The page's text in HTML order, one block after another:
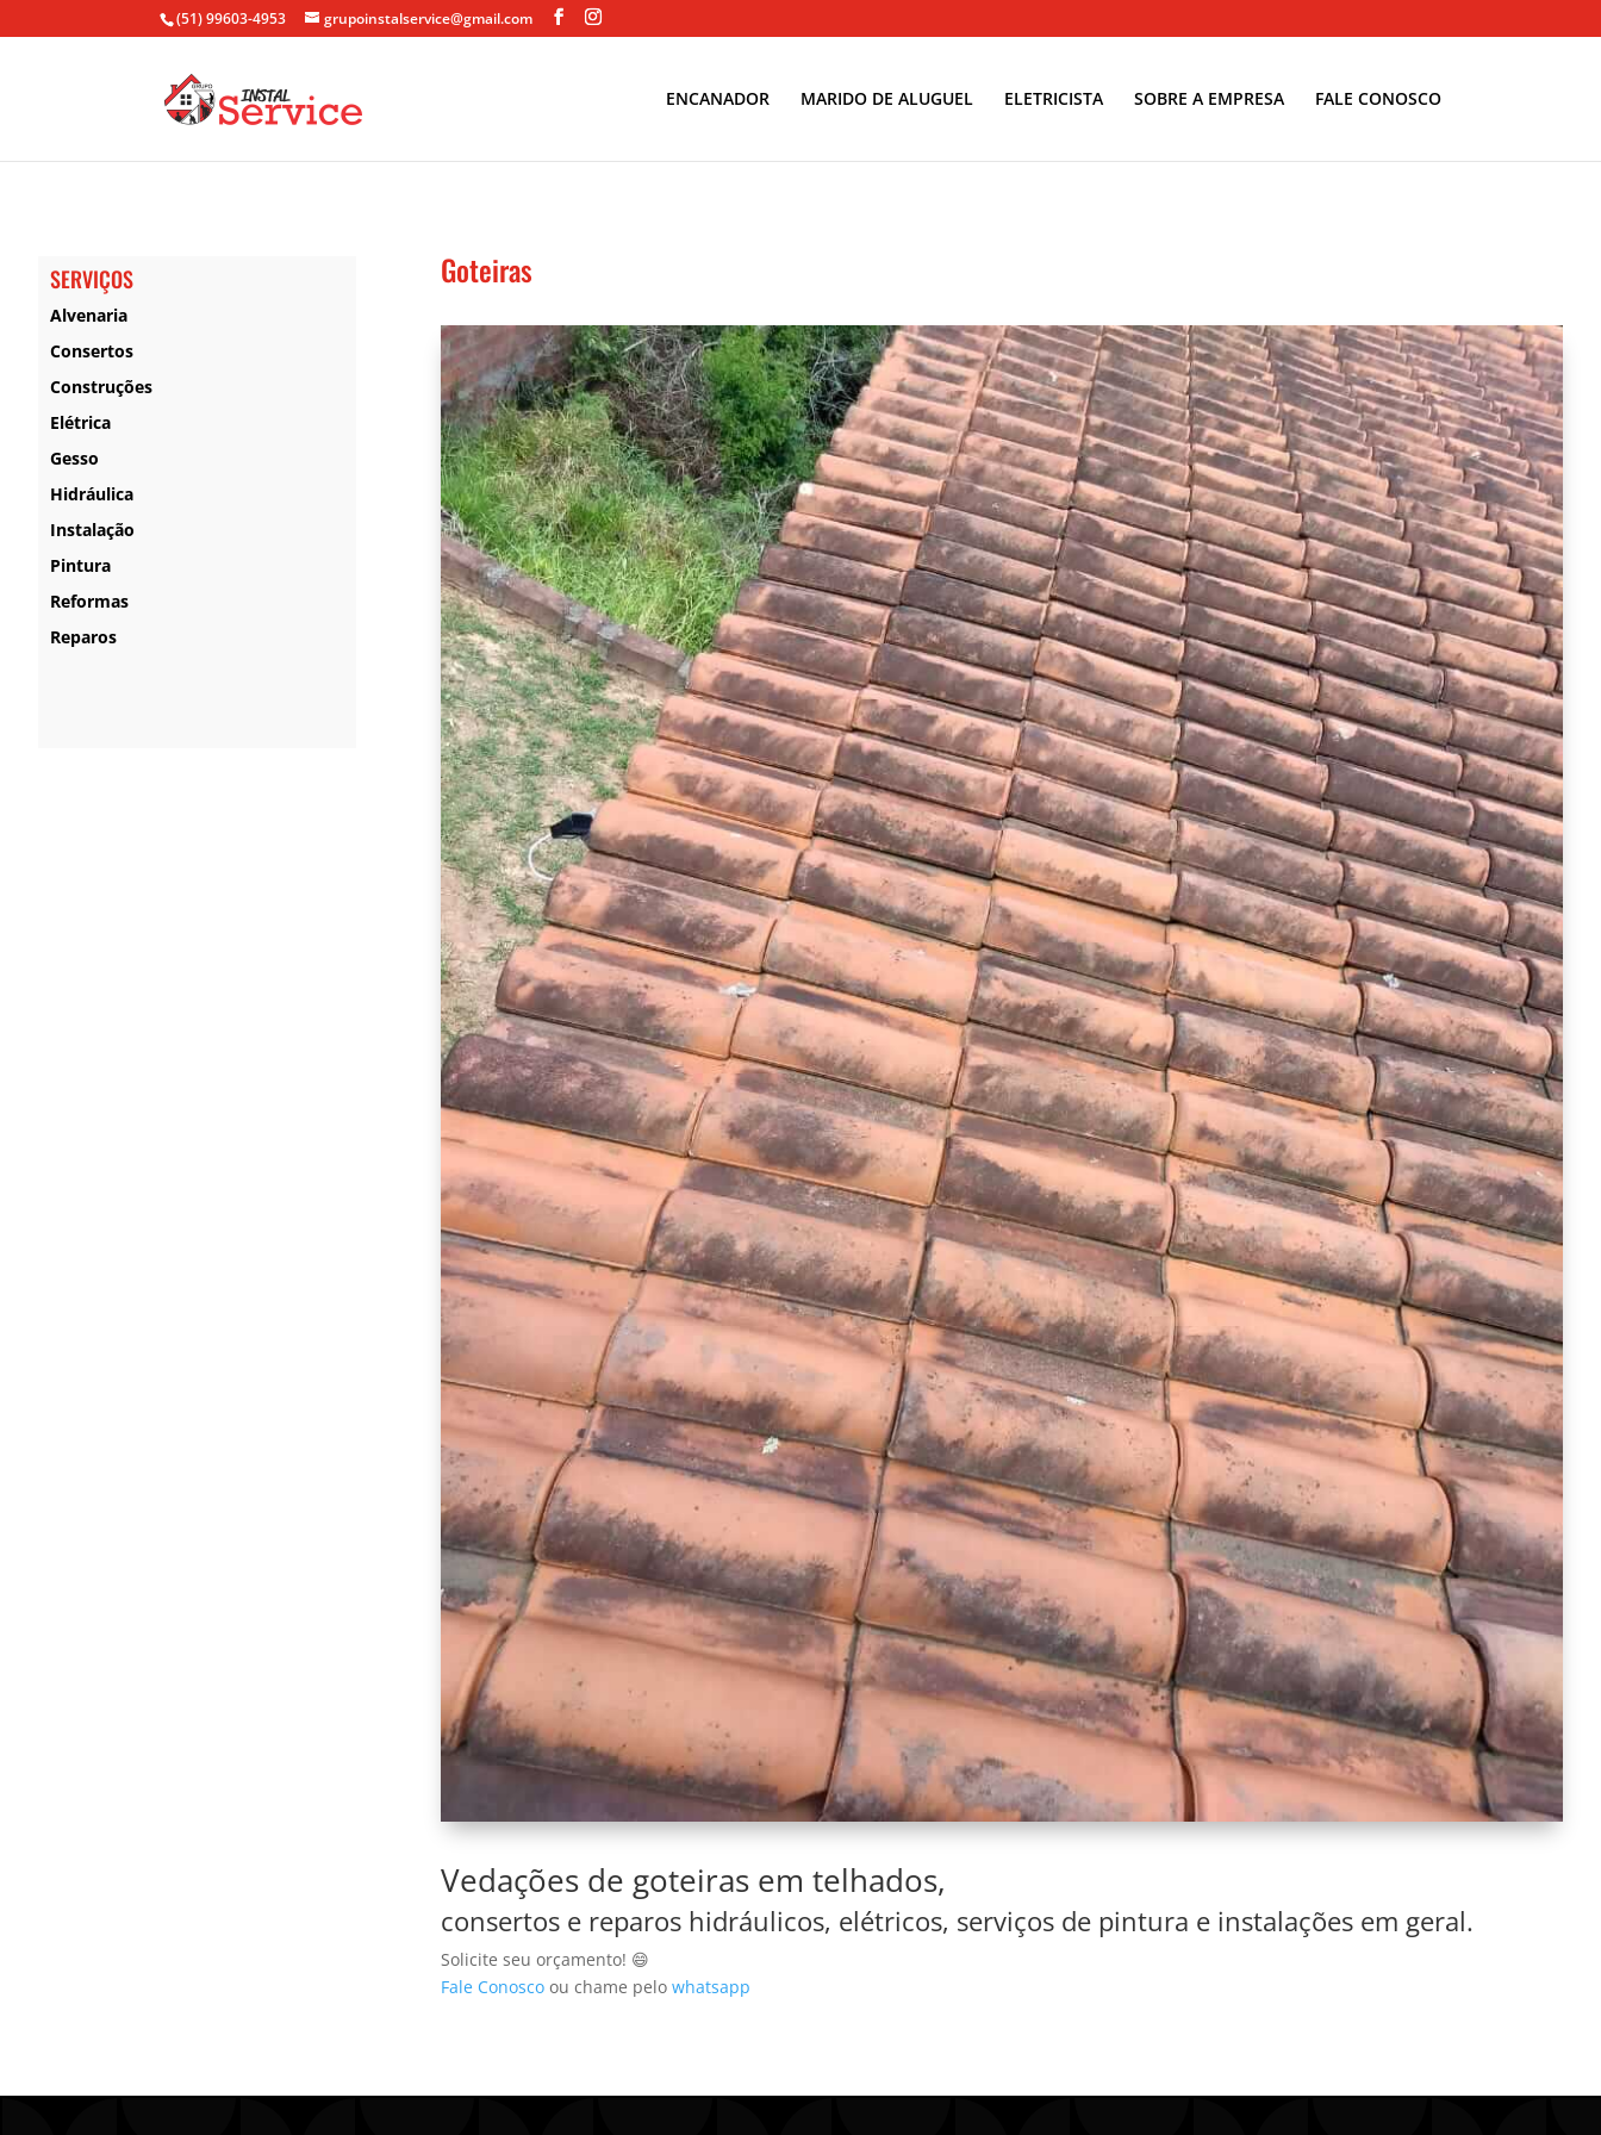
(51) 99603-4953 grupoinstalservice@gmail.com
ENCANADOR MARIDO DE ALUGUEL ELETRICISTA SOBRE A EMPRESA FALE CONOSCO
SERVIÇOS
Alvenaria
Consertos
Construções
Elétrica
Gesso
Hidráulica
Instalação
Pintura
Reformas
Reparos
Goteiras
Vedações de goteiras em telhados,
consertos e reparos hidráulicos, elétricos, serviços de pintura e instalações em geral.
Solicite seu orçamento! 😄
Fale Conosco ou chame pelo whatsapp